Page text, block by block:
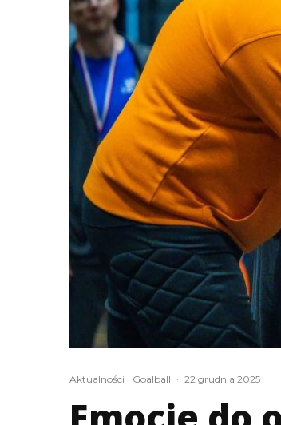
Aktualności Goalball · 22 grudnia 2025